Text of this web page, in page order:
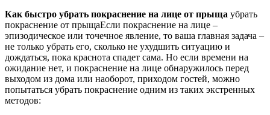
Как быстро убрать покраснение на лице от прыща убрать
покраснение от прыщаЕсли покраснение на лице –
эпизодическое или точечное явление, то ваша главная задача –
не только убрать его, сколько не ухудшить ситуацию и
дождаться, пока краснота спадет сама. Но если времени на
ожидание нет, и покраснение на лице обнаружилось перед
выходом из дома или наоборот, приходом гостей, можно
попытаться убрать покраснение одним из таких экстренных
методов: